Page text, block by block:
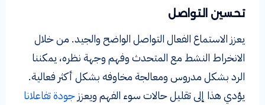
تحسين التواصل
يعزز الاستماع الفعال التواصل الواضح والجيد. من خلال
الانخراط النشط مع المتحدث وفهم وجهة نظره، يمكننا
الرد بشكل مدروس ومعالجة مخاوفه بشكل أكثر فعالية.
يؤدي هذا إلى تقليل حالات سوء الفهم ويعززجودة تفاعلانا